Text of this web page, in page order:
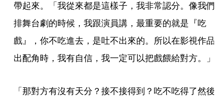
帶起來。「我從來都是這樣子，我非常認分。像我們
排舞台劇的時候，我跟演員講，最重要的就是『吃
戲』，你不吃進去，是吐不出來的。所以在影視作品
出配角時，我有自信，我一定可以把戲餵給對方。」
「那對方有沒有天分？接不接得到？吃不吃得了然後